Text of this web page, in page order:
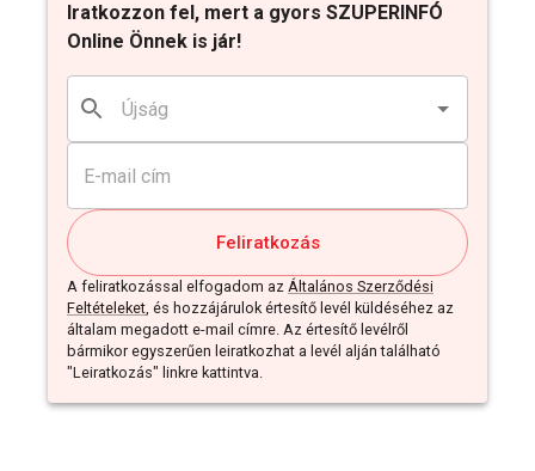
Iratkozzon fel, mert a gyors SZUPERINFÓ
Online Önnek is jár!
Feliratkozás
A feliratkozással elfogadom az Általános Szerződési
Feltételeket, és hozzájárulok értesítő levél küldéséhez az
általam megadott e-mail címre. Az értesítő levélről
bármikor egyszerűen leiratkozhat a levél alján található
"Leiratkozás" linkre kattintva.